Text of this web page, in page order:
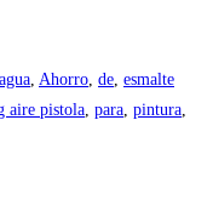
agua Ahorro de esmalte
aire pistola para pintura